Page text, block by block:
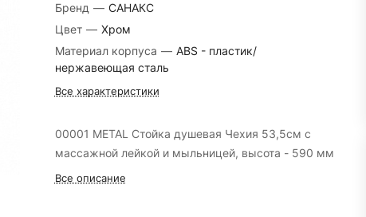
Бренд — САНАКС
Цвет — Хром
Материал корпуса — ABS - пластик/
нержавеющая сталь
Все характеристики
00001 METAL Стойка душевая Чехия 53,5см с
массажной лейкой и мыльницей, высота - 590 мм
Все описание